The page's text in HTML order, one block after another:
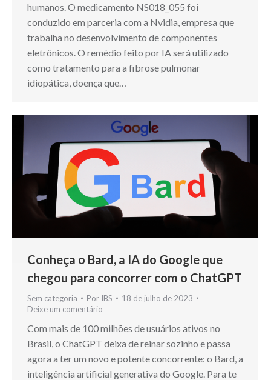
humanos. O medicamento NS018_055 foi
conduzido em parceria com a Nvidia, empresa que
trabalha no desenvolvimento de componentes
eletrônicos. O remédio feito por IA será utilizado
como tratamento para a fibrose pulmonar
idiopática, doença que…
Conheça o Bard, a IA do Google que
chegou para concorrer com o ChatGPT
Sem categoria Por IBS
18 de julho de 2023
Deixe um comentário
Com mais de 100 milhões de usuários ativos no
Brasil, o ChatGPT deixa de reinar sozinho e passa
agora a ter um novo e potente concorrente: o Bard, a
inteligência artificial generativa do Google. Para te